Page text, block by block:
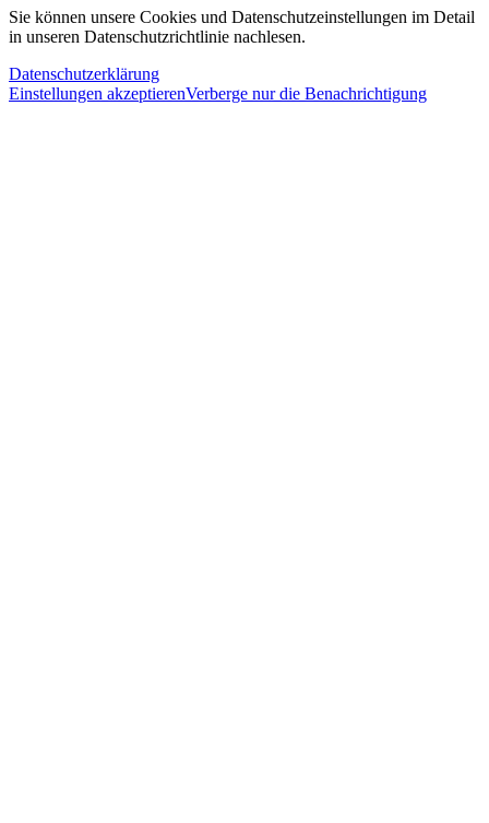
Sie können unsere Cookies und Datenschutzeinstellungen im Detail
in unseren Datenschutzrichtlinie nachlesen.
Datenschutzerklärung
Einstellungen akzeptierenVerberge nur die Benachrichtigung